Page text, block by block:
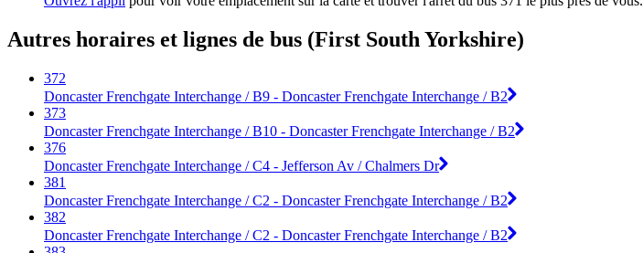
Autres horaires et lignes de bus (First South Yorkshire)
372
Doncaster Frenchgate Interchange / B9 - Doncaster Frenchgate Interchange / B2
373
Doncaster Frenchgate Interchange / B10 - Doncaster Frenchgate Interchange / B2
376
Doncaster Frenchgate Interchange / C4 - Jefferson Av / Chalmers Dr
381
Doncaster Frenchgate Interchange / C2 - Doncaster Frenchgate Interchange / B2
382
Doncaster Frenchgate Interchange / C2 - Doncaster Frenchgate Interchange / B2